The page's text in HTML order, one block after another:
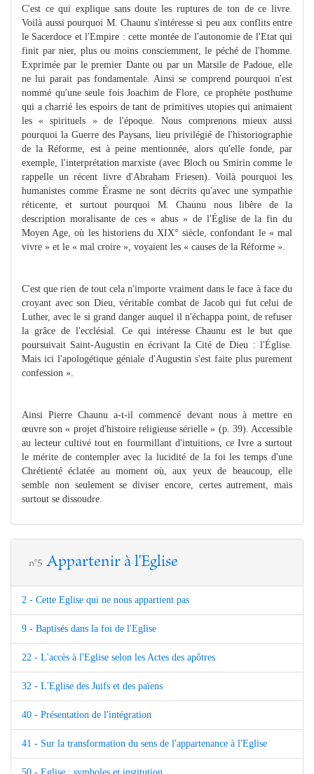
C'est ce qui explique sans doute les ruptures de ton de ce livre.
Voilà aussi pourquoi M. Chaunu s'intéresse si peu aux conflits entre
le Sacerdoce et l'Empire : cette montée de l'autonomie de l'Etat qui
finit par nier, plus ou moins consciemment, le péché de l'homme.
Exprimée par le premier Dante ou par un Marsile de Padoue, elle
ne lui parait pas fondamentale. Ainsi se comprend pourquoi n'est
nommé qu'une seule fois Joachim de Flore, ce prophète posthume
qui a charrié les espoirs de tant de primitives utopies qui animaient
les « spirituels » de l'époque. Nous comprenons mieux aussi
pourquoi la Guerre des Paysans, lieu privilégié de l'historiographie
de la Réforme, est à peine mentionnée, alors qu'elle fonde, par
exemple, l'interprétation marxiste (avec Bloch ou Smirin comme le
rappelle un récent livre d'Abraham Friesen). Voilà pourquoi les
humanistes comme Érasme ne sont décrits qu'avec une sympathie
réticente, et surtout pourquoi M. Chaunu nous libère de la
description moralisante de ces « abus » de l'Église de la fin du
Moyen Age, où les historiens du XIX° siècle, confondant le « mal
vivre » et le « mal croire », voyaient les « causes de la Réforme ».
C'est que rien de tout cela n'importe vraiment dans le face à face du
croyant avec son Dieu, véritable combat de Jacob qui fut celui de
Luther, avec le si grand danger auquel il n'échappa point, de refuser
la grâce de l'ecclésial. Ce qui intéresse Chaunu est le but que
poursuivait Saint-Augustin en écrivant la Cité de Dieu : l'Église.
Mais ici l'apologétique géniale d'Augustin s'est faite plus purement
confession ».
Ainsi Pierre Chaunu a-t-il commencé devant nous à mettre en
œuvre son « projet d'histoire religieuse sérielle » (p. 39). Accessible
au lecteur cultivé tout en fourmillant d'intuitions, ce Ivre a surtout
le mérite de contempler avec la lucidité de la foi les temps d'une
Chrétienté éclatée au moment où, aux yeux de beaucoup, elle
semble non seulement se diviser encore, certes autrement, mais
surtout se dissoudre.
n°5 Appartenir à l'Eglise
2 - Cette Eglise qui ne nous appartient pas
9 - Baptisés dans la foi de l'Eglise
22 - L'accès à l'Eglise selon les Actes des apôtres
32 - L'Eglise des Juifs et des païens
40 - Présentation de l'intégration
41 - Sur la transformation du sens de l'appartenance à l'Eglise